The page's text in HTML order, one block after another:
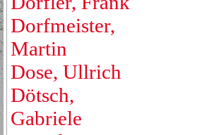
Dorfmeister,
Martin
Dose, Ullrich
Dötsch,
Gabriele